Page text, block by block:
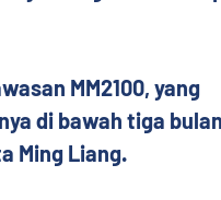
MM2100, yang
di bawah tiga
Ming Liang.